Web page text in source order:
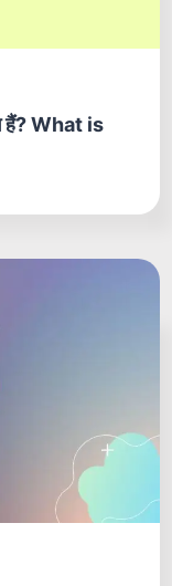
हैं? What is